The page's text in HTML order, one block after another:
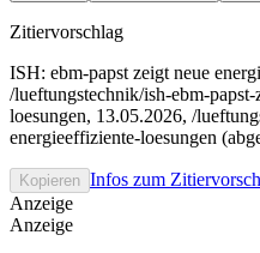
Zitiervorschlag
ISH: ebm-papst zeigt neue
/lueftungstechnik/ish-ebm-
loesungen, 13.05.2026, /
energieeffiziente-loesungen
Kopieren Infos zum
Anzeige
Anzeige